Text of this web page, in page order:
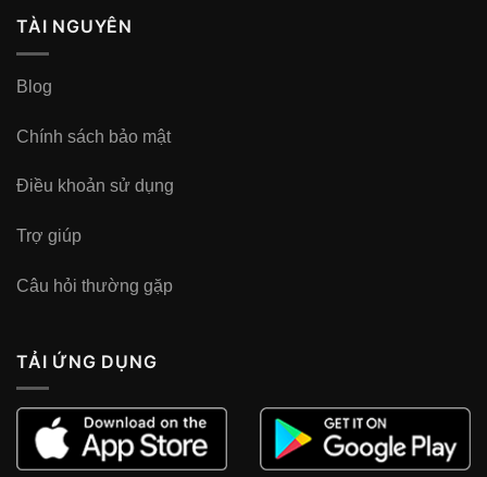
TÀI NGUYÊN
Blog
Chính sách bảo mật
Điều khoản sử dụng
Trợ giúp
Câu hỏi thường gặp
TẢI ỨNG DỤNG